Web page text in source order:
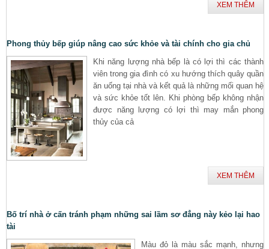
XEM THÊM
Phong thủy bếp giúp nâng cao sức khỏe và tài chính cho gia chủ
Khi năng lượng nhà bếp là có lợi thì các thành
viên trong gia đình có xu hướng thích quây quần
ăn uống tại nhà và kết quả là những mối quan hệ
và sức khỏe tốt lên. Khi phòng bếp không nhận
được năng lượng có lợi thì may mắn phong
thủy của cả
XEM THÊM
Bố trí nhà ở cấn tránh phạm những sai lầm sơ đẳng này kẻo lại hao
tài
Màu đỏ là màu sắc mạnh, nhưng